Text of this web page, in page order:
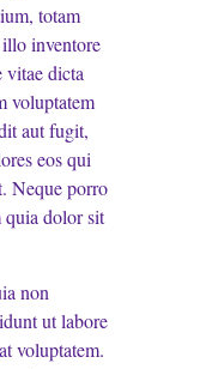
totam
illo inventore
vitae dicta
voluptatem
aut fugit,
eos qui
Neque porro
quia dolor sit
non
ut labore
voluptatem.